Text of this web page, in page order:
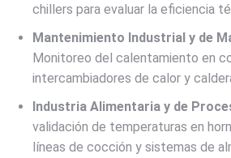
chillers para evaluar la eficiencia
Mantenimiento Industrial y de
Monitoreo del calentamiento en
intercambiadores de calor y
Industria Alimentaria y de
validación de temperaturas en
líneas de cocción y sistemas de